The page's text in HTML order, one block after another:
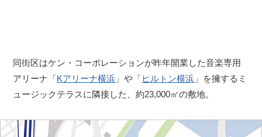
同街区はケン・コーポレーションが昨年開業した音楽専用
アリーナ「Kアリーナ横浜 」や「 ヒルトン横浜 」を擁するミ
ュージックテラスに隣接した、約23,000㎡の敷地。